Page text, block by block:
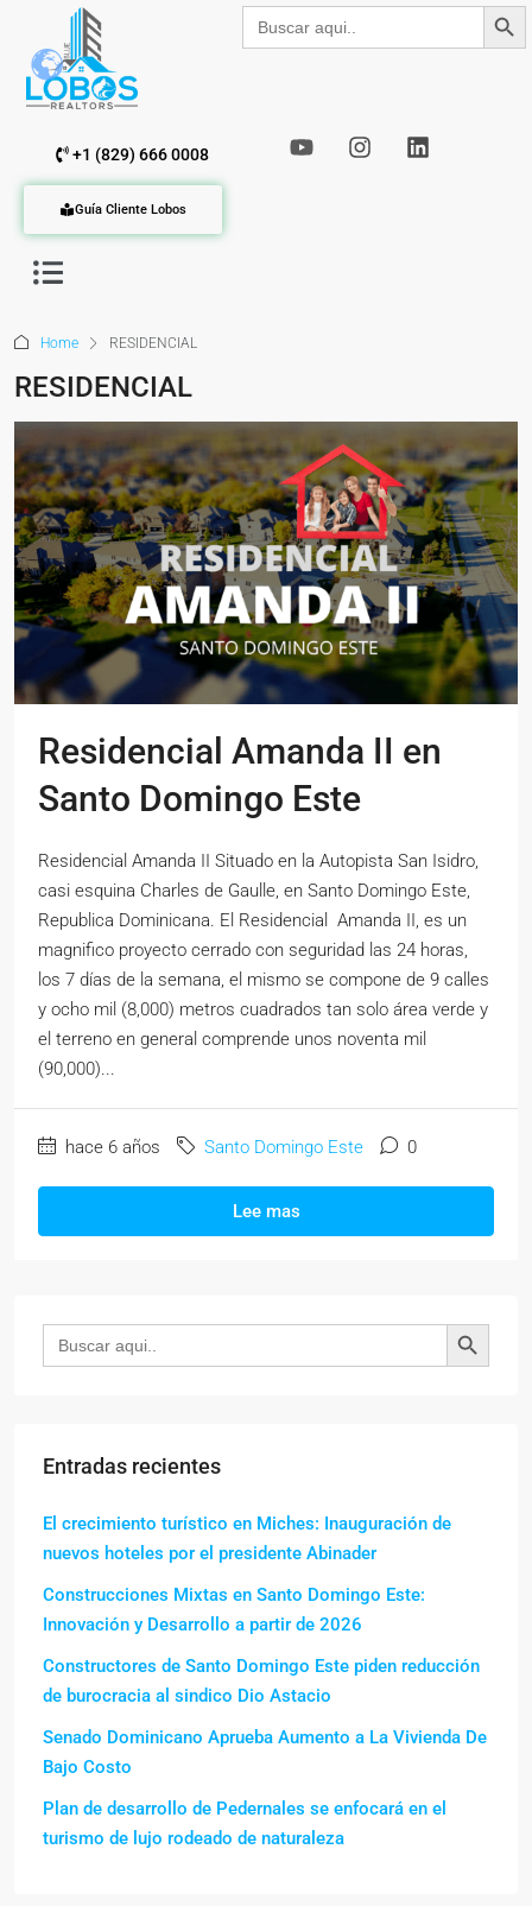
Buscar: Botón de
+1 (829) 666 0008
Guía Cliente Lobos
Home RESIDENCIAL
RESIDENCIAL
Residencial Amanda II en
Santo Domingo Este
Residencial Amanda II Situado en la Autopista San Isidro,
casi esquina Charles de Gaulle, en Santo Domingo Este,
Republica Dominicana. El Residencial Amanda II, es un
magnifico proyecto cerrado con seguridad las 24 horas,
los 7 días de la semana, el mismo se compone de 9 calles
y ocho mil (8,000) metros cuadrados tan solo área verde y
el terreno en general comprende unos noventa mil
(90,000)...
hace 6 años Santo Domingo Este 0
Lee mas
Buscar: Botón de búsqueda
Entradas recientes
El crecimiento turístico en Miches: Inauguración de
nuevos hoteles por el presidente Abinader
Construcciones Mixtas en Santo Domingo Este:
Innovación y Desarrollo a partir de 2026
Constructores de Santo Domingo Este piden reducción
de burocracia al sindico Dio Astacio
Senado Dominicano Aprueba Aumento a La Vivienda De
Bajo Costo
Plan de desarrollo de Pedernales se enfocará en el
turismo de lujo rodeado de naturaleza